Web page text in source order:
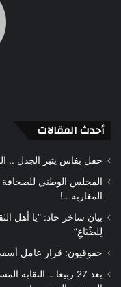
أحدث المقالات
حفل بفاس يثير الجدل ..
المجلس الوطني للصحافة
المغاربة ..!
بيان ساخر حاد: “يا أهل
لِلضِّبَاعِ”
حقوقيون: قرار عامل
بعد 27 ربيعا ..